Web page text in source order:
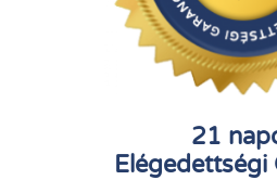
21
Elégedettségi